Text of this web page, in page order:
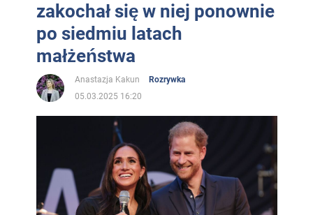
zakochał się w niej ponownie
po siedmiu latach
małżeństwa
Anastazja Kakun
Rozrywka
05.03.2025 16:20